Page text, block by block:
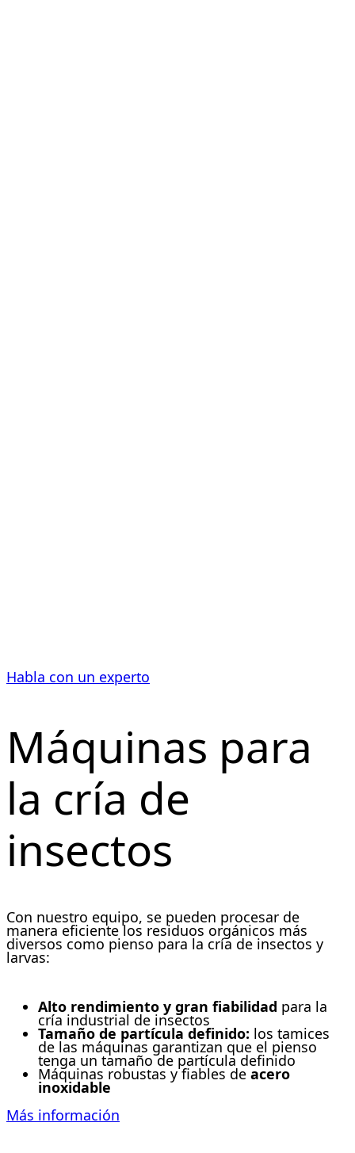
Habla con un experto
Máquinas para
la cría de
insectos
Con nuestro equipo, se pueden procesar de
manera eficiente los residuos orgánicos más
diversos como pienso para la cría de insectos y
larvas:
Alto rendimiento y gran fiabilidad para la
cría industrial de insectos
Tamaño de partícula definido: los tamices
de las máquinas garantizan que el pienso
tenga un tamaño de partícula definido
Máquinas robustas y fiables de acero
inoxidable
Más información